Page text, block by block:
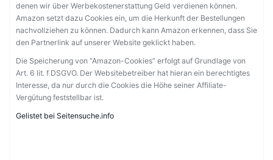
denen wir über Werbekostenerstattung Geld verdienen können.
Amazon setzt dazu Cookies ein, um die Herkunft der Bestellungen
nachvollziehen zu können. Dadurch kann Amazon erkennen, dass Sie
den Partnerlink auf unserer Website geklickt haben.
Die Speicherung von “Amazon-Cookies” erfolgt auf Grundlage von
Art. 6 lit. f DSGVO. Der Websitebetreiber hat hieran ein berechtigtes
Interesse, da nur durch die Cookies die Höhe seiner Affiliate-
Vergütung feststellbar ist.
Gelistet bei Seitensuche.info